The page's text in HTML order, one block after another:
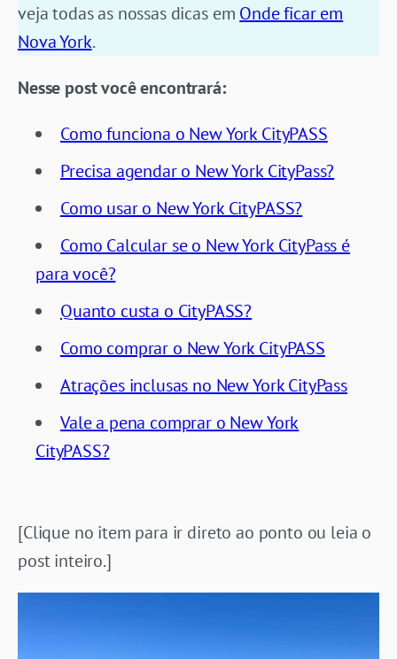
veja todas as nossas dicas em Onde ficar em
Nova York.
Nesse post você encontrará:
Como funciona o New York CityPASS
Precisa agendar o New York CityPass?
Como usar o New York CityPASS?
Como Calcular se o New York CityPass é
para você?
Quanto custa o CityPASS?
Como comprar o New York CityPASS
Atrações inclusas no New York CityPass
Vale a pena comprar o New York
CityPASS?
[Clique no item para ir direto ao ponto ou leia o
post inteiro.]